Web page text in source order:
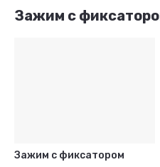
Зажим с
Зажим с фиксатором